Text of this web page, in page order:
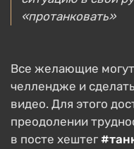
«протанковать»
Все желающие могут
челлендже и
видео. Для этого
преодолении
в посте хештег